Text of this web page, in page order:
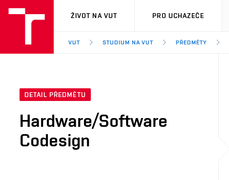
VUT
ŽIVOT NA VUT PRO UCHAZEČE
VUT STUDIUM NA VUT PŘEDMĚTY
DETAIL PŘEDMĚTU
Hardware/Software
Codesign